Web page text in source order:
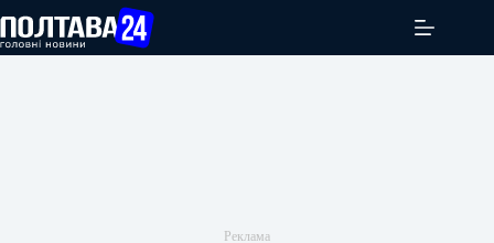
вмісту